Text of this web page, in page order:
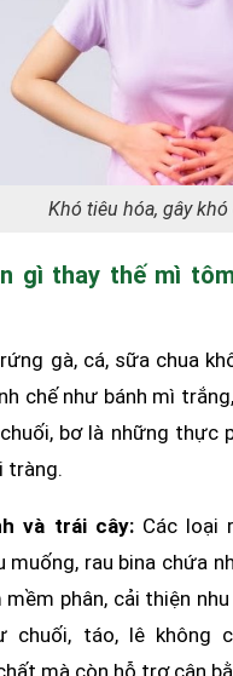
Khó tiêu hóa, gây khó
gì thay thế mì
gà, cá, sữa chua
chế như bánh mì
bơ là những thực
tràng.
và trái cây:Các loại
muống, rau bina chứa
mềm phân, cải thiện
chuối, táo, lê không
mà còn hỗ trợ cân